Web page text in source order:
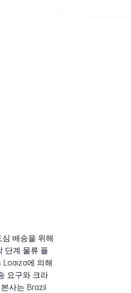
배송을 위해
단계 물류 플
에 의해
요구와 크라
사는 Brazil